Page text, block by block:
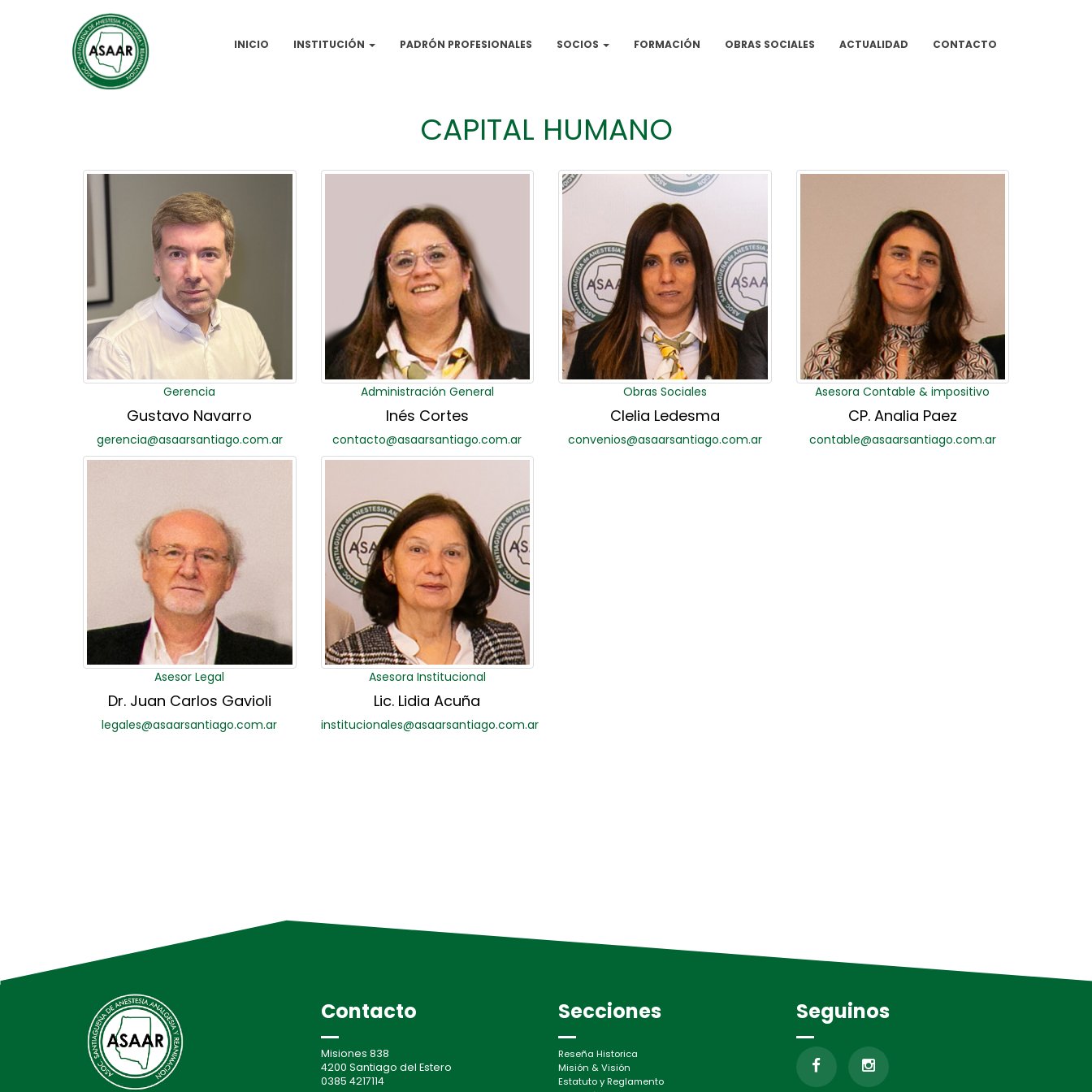
INICIO INSTITUCIÓN PADRÓN PROFESIONALES SOCIOS FORMACIÓN OBRAS SOCIALES ACTUALIDAD CONTACTO
CAPITAL HUMANO
Gerencia
Gustavo Navarro
gerencia@asaarsantiago.com.ar
Administración General
Inés Cortes
contacto@asaarsantiago.com.ar
Obras Sociales
Clelia Ledesma
convenios@asaarsantiago.com.ar
Asesora Contable & impositivo
CP. Analia Paez
contable@asaarsantiago.com.ar
Asesor Legal
Dr. Juan Carlos Gavioli
legales@asaarsantiago.com.ar
Asesora Institucional
Lic. Lidia Acuña
institucionales@asaarsantiago.com.ar
Contacto
Misiones 838
4200 Santiago del Estero
0385 4217114
Secciones
Reseña Historica
Misión & Visión
Estatuto y Reglamento
Seguinos